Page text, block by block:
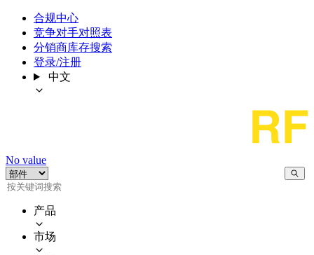
合规中心
竞争对手对照表
分销商库存搜索
登录/注册
中文
No value
产品
市场